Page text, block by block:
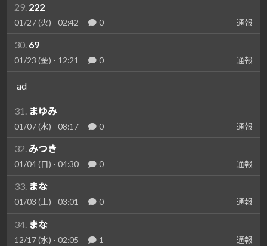
29. 222
01/27 (火) - 02:42 0 通報
30. 69
01/23 (金) - 12:21 0 通報
ad
31. まゆみ
01/07 (水) - 08:17 0 通報
32. みつき
01/04 (日) - 04:30 0 通報
33. まな
01/03 (土) - 03:01 0 通報
34. まな
12/17 (水) - 02:05 1 通報